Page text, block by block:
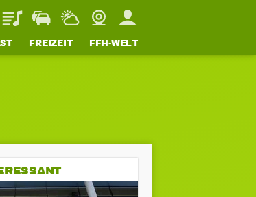
PlaylistStaupilotWetterWebcamMein FFH
FREIZEIT FFH-WELT